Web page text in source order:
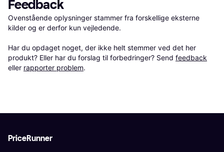
Feedback
Ovenstående oplysninger stammer fra forskellige eksterne
kilder og er derfor kun vejledende.
Har du opdaget noget, der ikke helt stemmer ved det her
produkt? Eller har du forslag til forbedringer? Send feedback
eller rapporter problem.
PriceRunner